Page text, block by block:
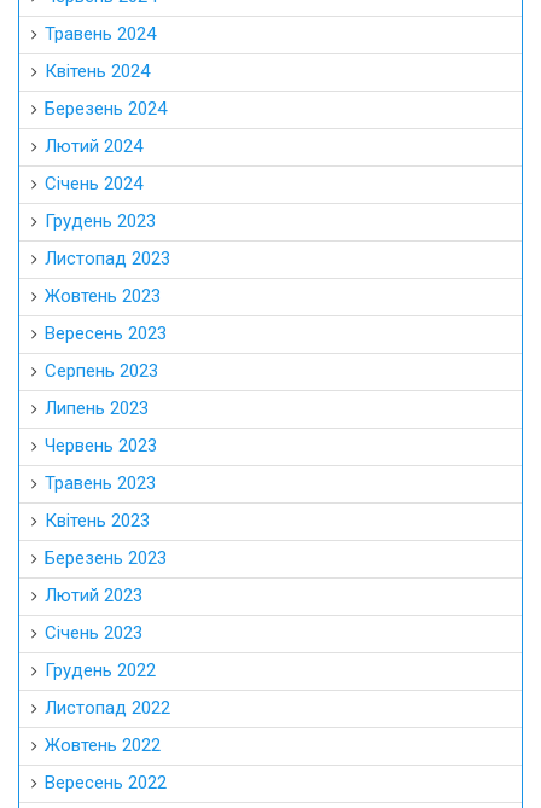
Травень 2024
Квітень 2024
Березень 2024
Лютий 2024
Січень 2024
Грудень 2023
Листопад 2023
Жовтень 2023
Вересень 2023
Серпень 2023
Липень 2023
Червень 2023
Травень 2023
Квітень 2023
Березень 2023
Лютий 2023
Січень 2023
Грудень 2022
Листопад 2022
Жовтень 2022
Вересень 2022